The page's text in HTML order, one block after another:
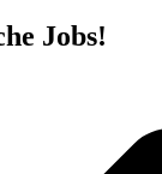
Jobs!